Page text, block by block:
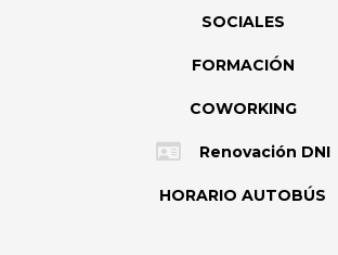
SOCIALES
FORMACIÓN
COWORKING
Renovación DNI
HORARIO AUTOBÚS